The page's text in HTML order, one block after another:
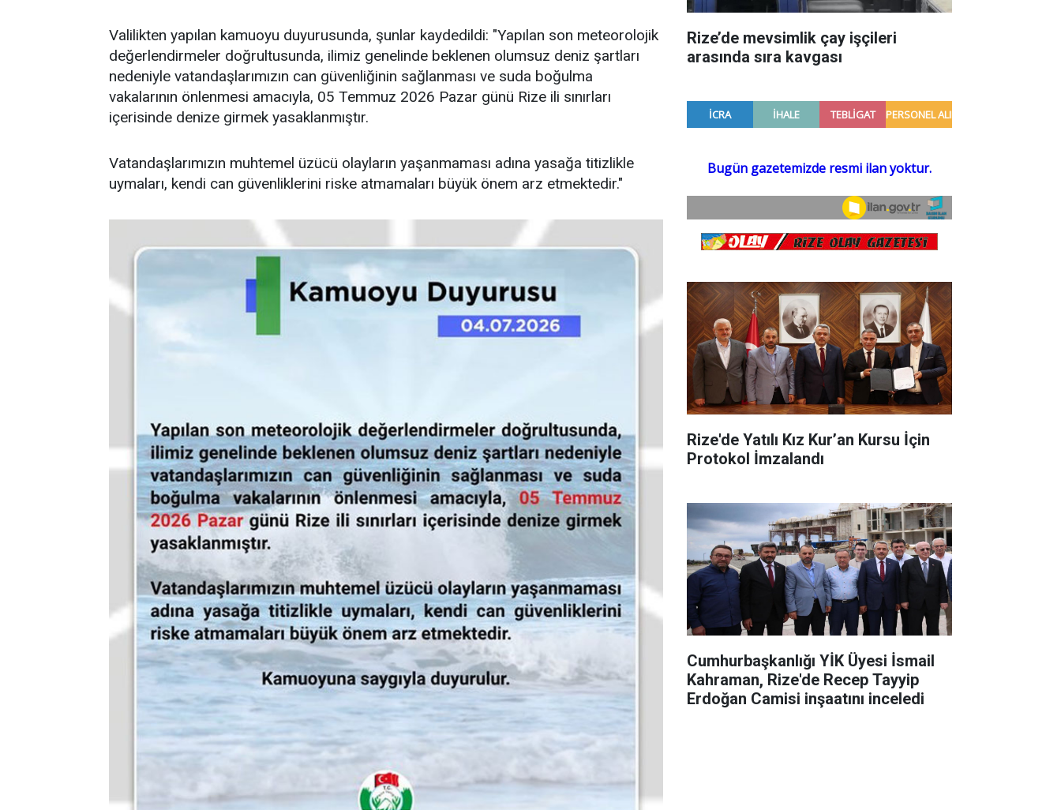
Valilikten yapılan kamuoyu duyurusunda, şunlar kaydedildi: "Yapılan son meteorolojik
değerlendirmeler doğrultusunda, ilimiz genelinde beklenen olumsuz deniz şartları
nedeniyle vatandaşlarımızın can güvenliğinin sağlanması ve suda boğulma
vakalarının önlenmesi amacıyla, 05 Temmuz 2026 Pazar günü Rize ili sınırları
içerisinde denize girmek yasaklanmıştır.
Vatandaşlarımızın muhtemel üzücü olayların yaşanmaması adına yasağa titizlikle
uymaları, kendi can güvenliklerini riske atmamaları büyük önem arz etmektedir."
Rize’de mevsimlik çay işçileri
arasında sıra kavgası
Rize'de Yatılı Kız Kur’an Kursu İçin
Protokol İmzalandı
Cumhurbaşkanlığı YİK Üyesi İsmail
Kahraman, Rize'de Recep Tayyip
Erdoğan Camisi inşaatını inceledi